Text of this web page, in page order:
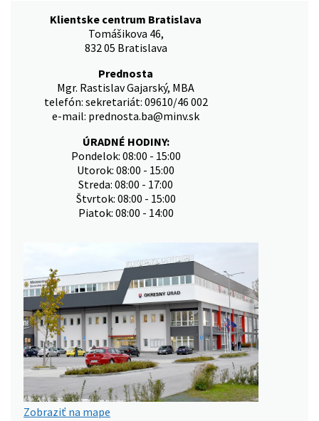
Klientske centrum Bratislava
Tomášikova 46,
832 05 Bratislava
Prednosta
Mgr. Rastislav Gajarský, MBA
telefón: sekretariát: 09610/46 002
e-mail: prednosta.ba@minv.sk
ÚRADNÉ HODINY:
Pondelok: 08:00 - 15:00
Utorok: 08:00 - 15:00
Streda: 08:00 - 17:00
Štvrtok: 08:00 - 15:00
Piatok: 08:00 - 14:00
Zobraziť na mape